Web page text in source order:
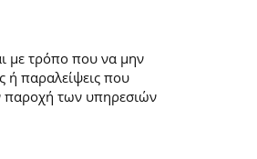
με τρόπο που να μην
ή παραλείψεις που
παροχή των υπηρεσιών